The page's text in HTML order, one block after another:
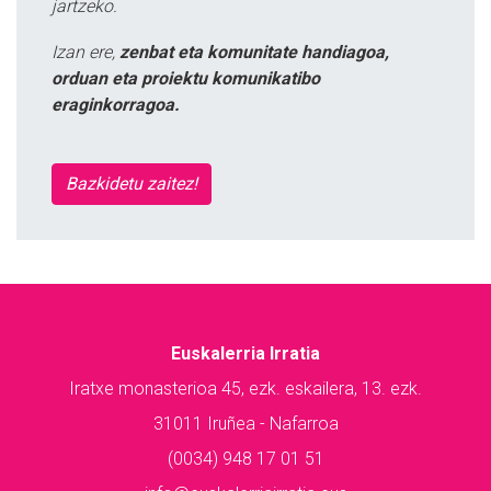
jartzeko.
Izan ere, zenbat eta komunitate handiagoa,
orduan eta proiektu komunikatibo
eraginkorragoa.
Bazkidetu zaitez!
Euskalerria Irratia
Iratxe monasterioa 45, ezk. eskailera, 13. ezk.
31011 Iruñea - Nafarroa
(0034) 948 17 01 51